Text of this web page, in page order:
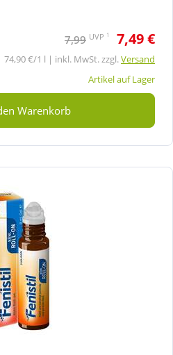
7,99 UVP 1 7,49 €
74,90 €/1 l | inkl. MwSt. zzgl.Versand
Artikel auf Lager
Warenkorb